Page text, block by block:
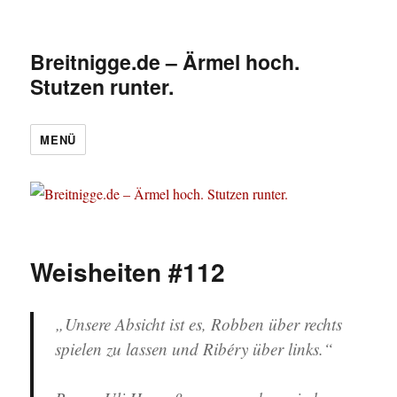
Breitnigge.de – Ärmel hoch.
Stutzen runter.
MENÜ
Weisheiten #112
„Unsere Absicht ist es, Robben über rechts
spielen zu lassen und Ribéry über links.“